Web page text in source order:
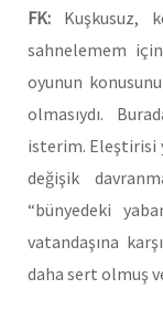
FK: Kuşkusuz,
sahnelemem
oyunun
olmasıydı.
isterim. Eleştirisi
değişik
“bünyedeki
vatandaşına
daha sert olmuş